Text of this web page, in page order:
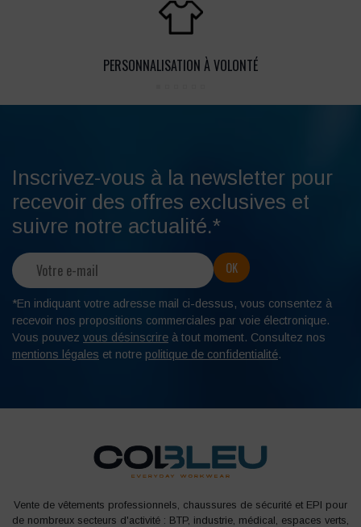
PERSONNALISATION À VOLONTÉ
Inscrivez-vous à la newsletter pour
recevoir des offres exclusives et
suivre notre actualité.*
*En indiquant votre adresse mail ci-dessus, vous consentez à
recevoir nos propositions commerciales par voie électronique.
Vous pouvez vous désinscrire à tout moment. Consultez nos
mentions légales et notre politique de confidentialité.
Vente de vêtements professionnels, chaussures de sécurité et EPI pour
de nombreux secteurs d'activité : BTP, industrie, médical, espaces verts,